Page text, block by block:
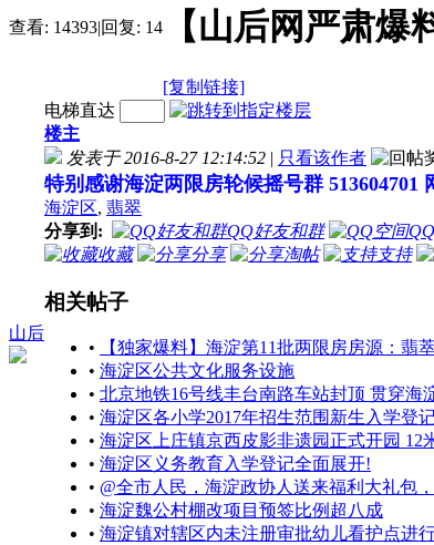
查看: 14393|回复: 14 【山后网严肃
[复制链接]
山后
电梯直达
楼主
发表于 2016-8-27 12:14:52 | 只看该作者
特别感谢海淀两限房轮候摇号群 513604701
海淀区, 翡翠
分享到:
QQ好友和群
收藏
分享 淘帖 支持
相关帖子
•
【独家爆料】海淀第11批两限房房源：翡
• 海淀区公共文化服务设施
• 北京地铁16号线丰台南路车站封顶 贯穿海
• 海淀区各小学2017年招生范围新生入学登
• 海淀区上庄镇京西皮影非遗园正式开园 12
• 海淀区义务教育入学登记全面展开!
• @全市人民，海淀政协人送来福利大礼包
• 海淀魏公村棚改项目预签比例超八成
• 海淀镇对辖区内未注册审批幼儿看护点进